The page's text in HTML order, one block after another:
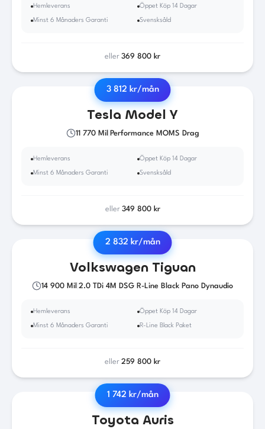
Hemleverans Öppet Köp 14 Dagar
Minst 6 Månaders Garanti Svensksåld
eller 369 800 kr
3 812 kr/mån
Tesla Model Y
11 770Mil Performance MOMS Drag
Hemleverans Öppet Köp 14 Dagar
Minst 6 Månaders Garanti Svensksåld
eller 349 800kr
2 832 kr/mån
Volkswagen Tiguan
14 900 Mil 2.0 TDi 4M DSG R-Line Black Pano Dynaudio
Hemleverans Öppet Köp 14 Dagar
Minst 6 Månaders Garanti R-Line Black Paket
eller 259 800 kr
2016
1 742 kr/mån
Toyota Auris